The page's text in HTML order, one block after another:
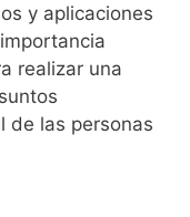
y aplicaciones
realizar una
de las personas